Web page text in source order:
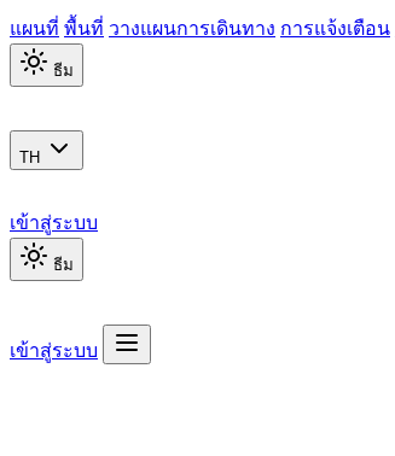
แผนที่ พื้นที่ วางแผนการเดินทาง การแจ้งเตือน
ธีม
TH
เข้าสู่ระบบ
ธีม
เข้าสู่ระบบ